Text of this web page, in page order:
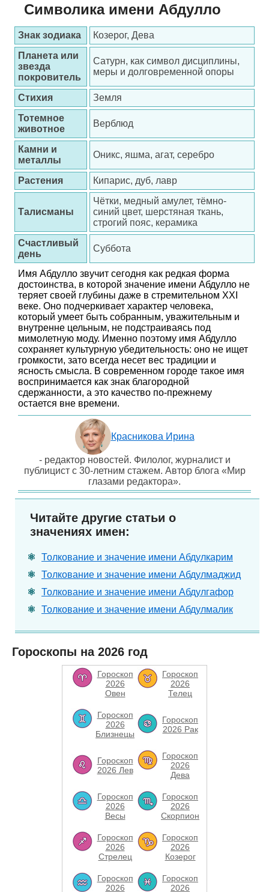
Символика имени Абдулло
Знак зодиака
Козерог, Дева
Планета или
звезда
покровитель
Сатурн, как символ дисциплины,
меры и долговременной опоры
Стихия
Земля
Тотемное
животное
Верблюд
Камни и
металлы
Оникс, яшма, агат, серебро
Растения Кипарис, дуб, лавр
Талисманы
Чётки, медный амулет, тёмно-
синий цвет, шерстяная ткань,
строгий пояс, керамика
Счастливый
день
Суббота
Имя Абдулло звучит сегодня как редкая форма
достоинства, в которой значение имени Абдулло не
теряет своей глубины даже в стремительном XXI
веке. Оно подчеркивает характер человека,
который умеет быть собранным, уважительным и
внутренне цельным, не подстраиваясь под
мимолетную моду. Именно поэтому имя Абдулло
сохраняет культурную убедительность: оно не ищет
громкости, зато всегда несет вес традиции и
ясность смысла. В современном городе такое имя
воспринимается как знак благородной
сдержанности, а это качество по-прежнему
остается вне времени.
Красникова Ирина
- редактор новостей. Филолог, журналист и
публицист с 30-летним стажем. Автор блога «Мир
глазами редактора».
Читайте другие статьи о
значениях имен:
Толкование и значение имени Абдулкарим
Толкование и значение имени Абдулмаджид
Толкование и значение имени Абдулгафор
Толкование и значение имени Абдулмалик
Гороскопы на 2026 год
Гороскоп
2026
Овен
Гороскоп
2026
Телец
Гороскоп
2026
Близнецы
Гороскоп
2026 Рак
Гороскоп
2026 Лев
Гороскоп
2026
Дева
Гороскоп
2026
Весы
Гороскоп
2026
Скорпион
Гороскоп
2026
Стрелец
Гороскоп
2026
Козерог
Гороскоп
2026
Гороскоп
2026